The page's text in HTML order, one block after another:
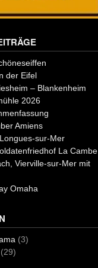
der Eifel
– Blankenheim
2026
Amiens
sur-Mer
La Cambe
Vierville-sur-Mer mit
Omaha
(3)